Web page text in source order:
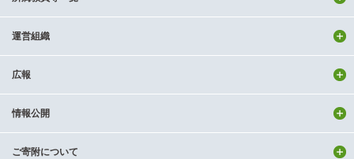
運営組織
広報
情報公開
ご寄附について